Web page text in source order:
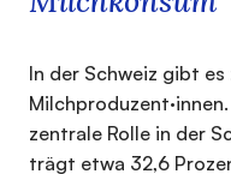
In der Schweiz gibt
zentrale Rolle in der
trägt etwa 32,6